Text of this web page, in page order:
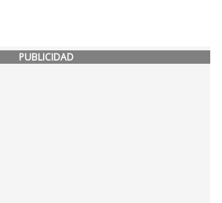
PUBLICIDAD